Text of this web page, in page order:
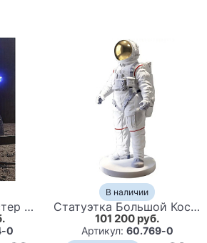
Дизайнерский Постер Неоновый светящийся Like a Boss
0
В наличии
Статуэтка Большой Космонавт
101 200 руб.
Артикул: 60.769-0